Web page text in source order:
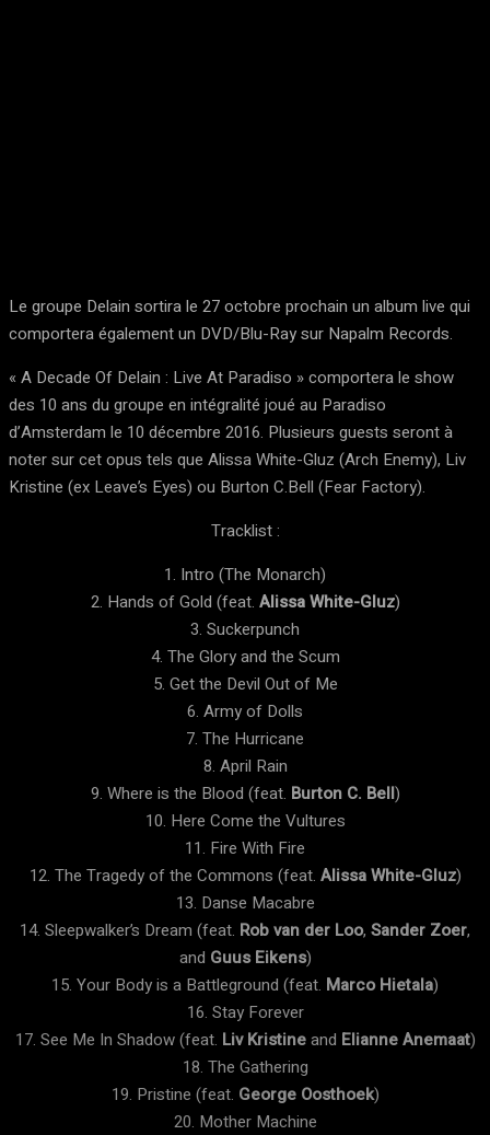
Le groupe Delain sortira le 27 octobre prochain un album live qui
comportera également un DVD/Blu-Ray sur Napalm Records.
« A Decade Of Delain : Live At Paradiso » comportera le show
des 10 ans du groupe en intégralité joué au Paradiso
d’Amsterdam le 10 décembre 2016. Plusieurs guests seront à
noter sur cet opus tels que Alissa White-Gluz (Arch Enemy), Liv
Kristine (ex Leave’s Eyes) ou Burton C.Bell (Fear Factory).
Tracklist :
1. Intro (The Monarch)
2. Hands of Gold (feat. Alissa White-Gluz)
3. Suckerpunch
4. The Glory and the Scum
5. Get the Devil Out of Me
6. Army of Dolls
7. The Hurricane
8. April Rain
9. Where is the Blood (feat. Burton C. Bell)
10. Here Come the Vultures
11. Fire With Fire
12. The Tragedy of the Commons (feat. Alissa White-Gluz)
13. Danse Macabre
14. Sleepwalker’s Dream (feat. Rob van der Loo, Sander Zoer,
and Guus Eikens)
15. Your Body is a Battleground (feat. Marco Hietala)
16. Stay Forever
17. See Me In Shadow (feat. Liv Kristineand Elianne Anemaat)
18. The Gathering
19. Pristine (feat. George Oosthoek)
20. Mother Machine